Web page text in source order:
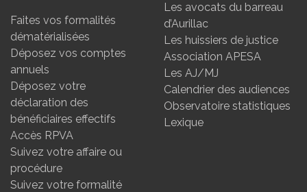
Faites vos formalités
dématérialisées
Déposez vos comptes
annuels
Déposez votre
déclaration des
bénéficiaires effectifs
Accès RPVA
Suivez votre affaire ou
procédure
Suivez votre formalité
Les avocats du barreau
d’Aurillac
Les huissiers de justice
Association APESA
Les AJ/MJ
Calendrier des audiences
Observatoire statistiques
Lexique